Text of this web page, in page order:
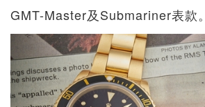
GMT-Master及Submariner表款。